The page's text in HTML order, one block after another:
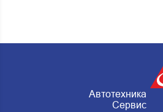
Автотехника
Сервис